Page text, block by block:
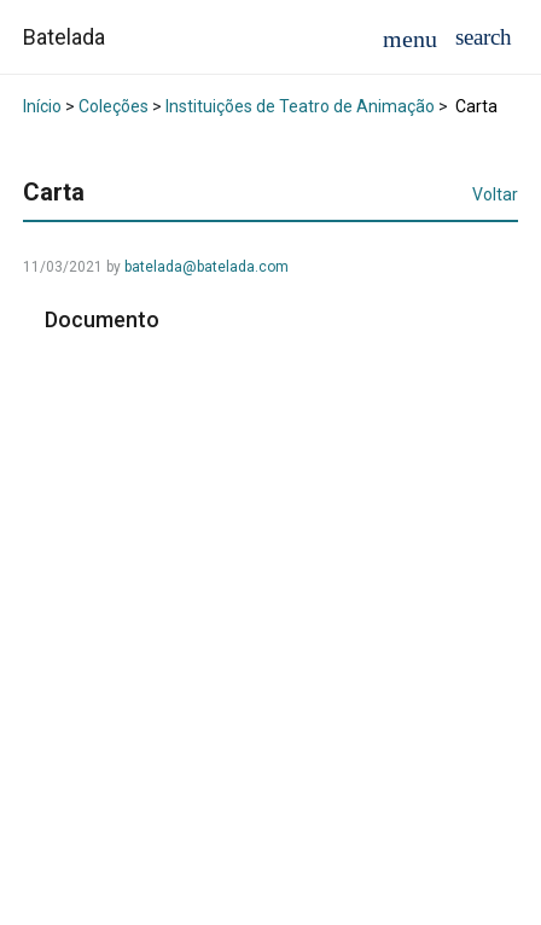
Batelada
Início > Coleções > Instituições de Teatro de Animação > Carta
Carta Voltar
11/03/2021 by batelada@batelada.com
Documento